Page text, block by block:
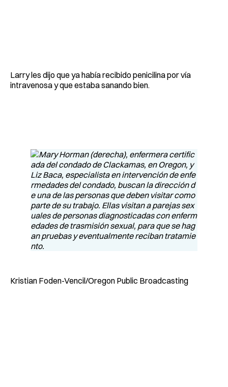
Larry les dijo que ya había recibido penicilina por vía
intravenosa y que estaba sanando bien.
Kristian Foden-Vencil/Oregon Public Broadcasting